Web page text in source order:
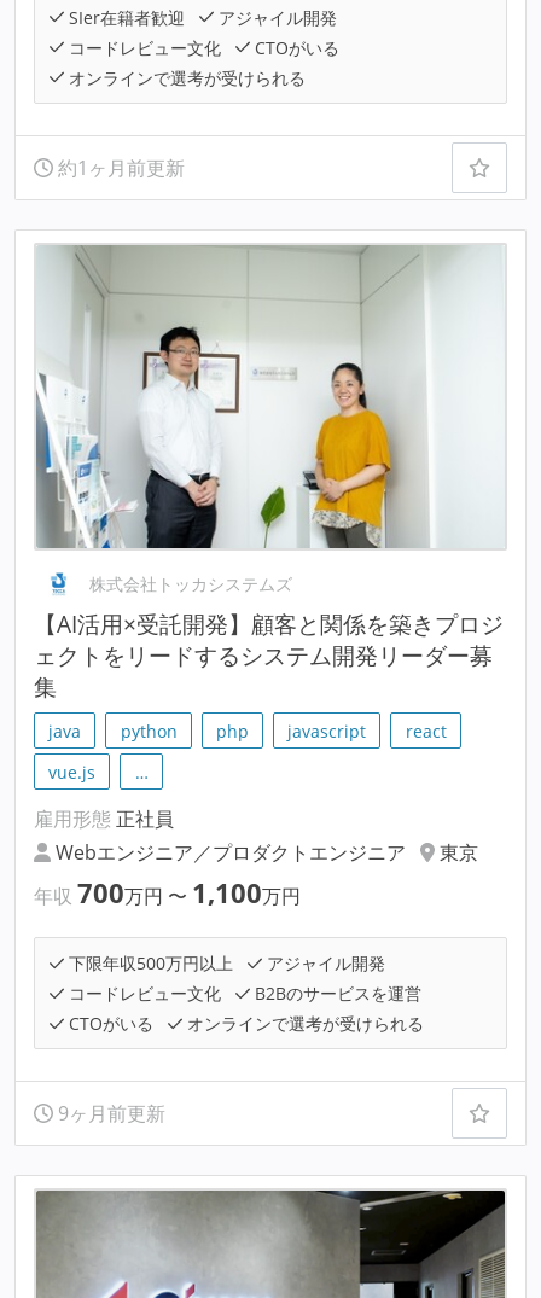
SIer在籍者歓迎
アジャイル開発
コードレビュー文化
CTOがいる
オンラインで選考が受けられる
約1ヶ月前更新
株式会社トッカシステムズ
【AI活用×受託開発】顧客と関係を築きプロジ
ェクトをリードするシステム開発リーダー募
集
java python php javascript
react
vue.js
…
雇用形態 正社員
Webエンジニア／プロダクトエンジニア
東京
年収 700万円 〜 1,100万円
下限年収500万円以上
アジャイル開発
コードレビュー文化
B2Bのサービスを運営
CTOがいる
オンラインで選考が受けられる
9ヶ月前更新